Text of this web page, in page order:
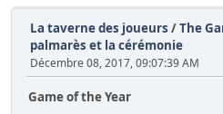
La taverne des joueurs /The
palmarès et la cérémonie
Décembre 08, 2017, 09:07:39 AM
Game of the Year